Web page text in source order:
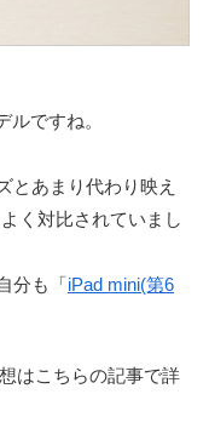
ですね。
とあまり代わり映え
く対比されていまし
分も「iPad mini(第6
はこちらの記事で詳